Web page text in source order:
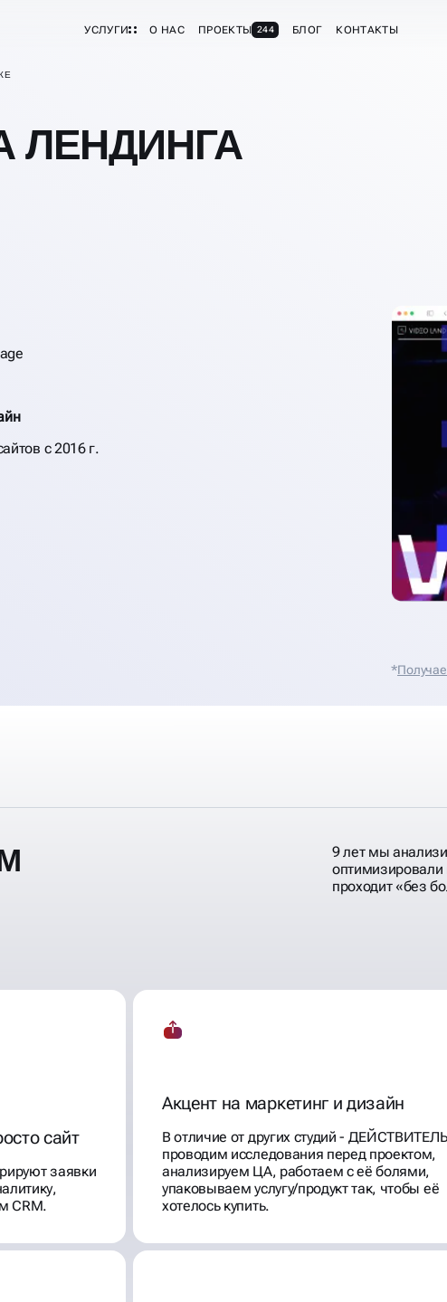
УСЛУГИ О НАС ПРОЕКТЫ 244 БЛОГ КОНТАКТЫ
ЛЕНДИНГА
с 2016 г.
*
9 лет мы
оптимизировали
проходит «без
сайт
заявки
CRM.
Акцент на маркетинг и дизайн
В отличие от других студий -
проводим исследования перед проектом,
анализируем ЦА, работаем с её болями,
упаковываем услугу/продукт так, чтобы её
хотелось купить.